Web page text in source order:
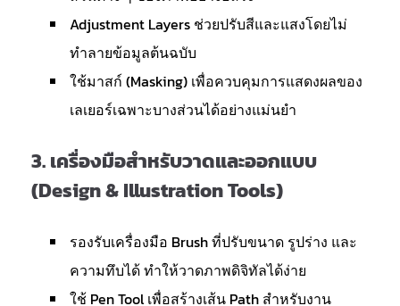
Adjustment Layers ช่วยปรับสีและแสงโดยไม่
ทำลายข้อมูลต้นฉบับ
ใช้มาสก์ (Masking) เพื่อควบคุมการแสดงผลของ
เลเยอร์เฉพาะบางส่วนได้อย่างแม่นยำ
3.เครื่องมือสำหรับวาดและออกแบบ
(Design & Illustration Tools)
รองรับเครื่องมือ Brush ที่ปรับขนาด รูปร่าง และ
ความทึบได้ ทำให้วาดภาพดิจิทัลได้ง่าย
ใช้ Pen Tool เพื่อสร้างเส้น Path สำหรับงาน